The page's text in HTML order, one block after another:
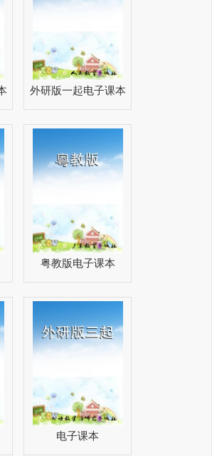
外研版一起电子课本
粤教版电子课本
电子课本